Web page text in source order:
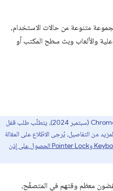
متنوعة من حالات الاستخدام،
والألعاب وبث سطح المكتب أو
اعتبارًا من الإصدار 130 من Chrome (سبتمبر 2024)، يتطلّب طلب قفل
من التفاصيل، يُرجى الاطّلاع على المقالة
تتطلّب واجهتا برمجة التطبيقات Keyboard Lock وPointer Lock الحصول على إذن
معظم وقتهم في المتصفّح،